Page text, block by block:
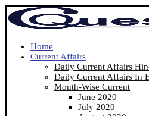
Home
Current Affairs
Daily Current Affairs
Daily Current Affairs In
Month-Wise Current
June 2020
July 2020